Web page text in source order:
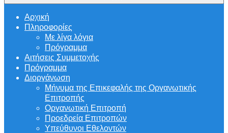
Αρχική
Πληροφορίες
Με λίγα λόγια
Πρόγραμμα
Αιτήσεις Συμμετοχής
Πρόγραμμα
Διοργάνωση
Μήνυμα της Επικεφαλής της Οργανωτικής
Επιτροπής
Οργανωτική Επιτροπή
Προεδρεία Επιτροπών
Υπεύθυνοι Εθελοντών